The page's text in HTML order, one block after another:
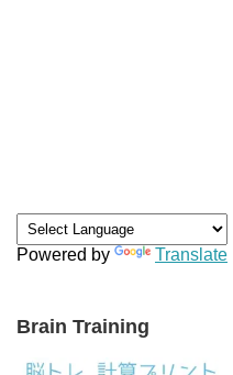
Powered by Translate
Brain Training